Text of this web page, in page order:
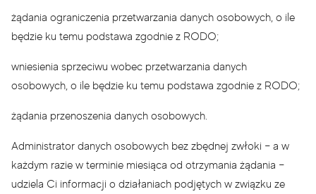
żądania ograniczenia przetwarzania danych osobowych, o ile
będzie ku temu podstawa zgodnie z RODO;
wniesienia sprzeciwu wobec przetwarzania danych
osobowych, o ile będzie ku temu podstawa zgodnie z RODO;
żądania przenoszenia danych osobowych.
Administrator danych osobowych bez zbędnej zwłoki – a w
każdym razie w terminie miesiąca od otrzymania żądania –
udziela Ci informacji o działaniach podjętych w związku ze